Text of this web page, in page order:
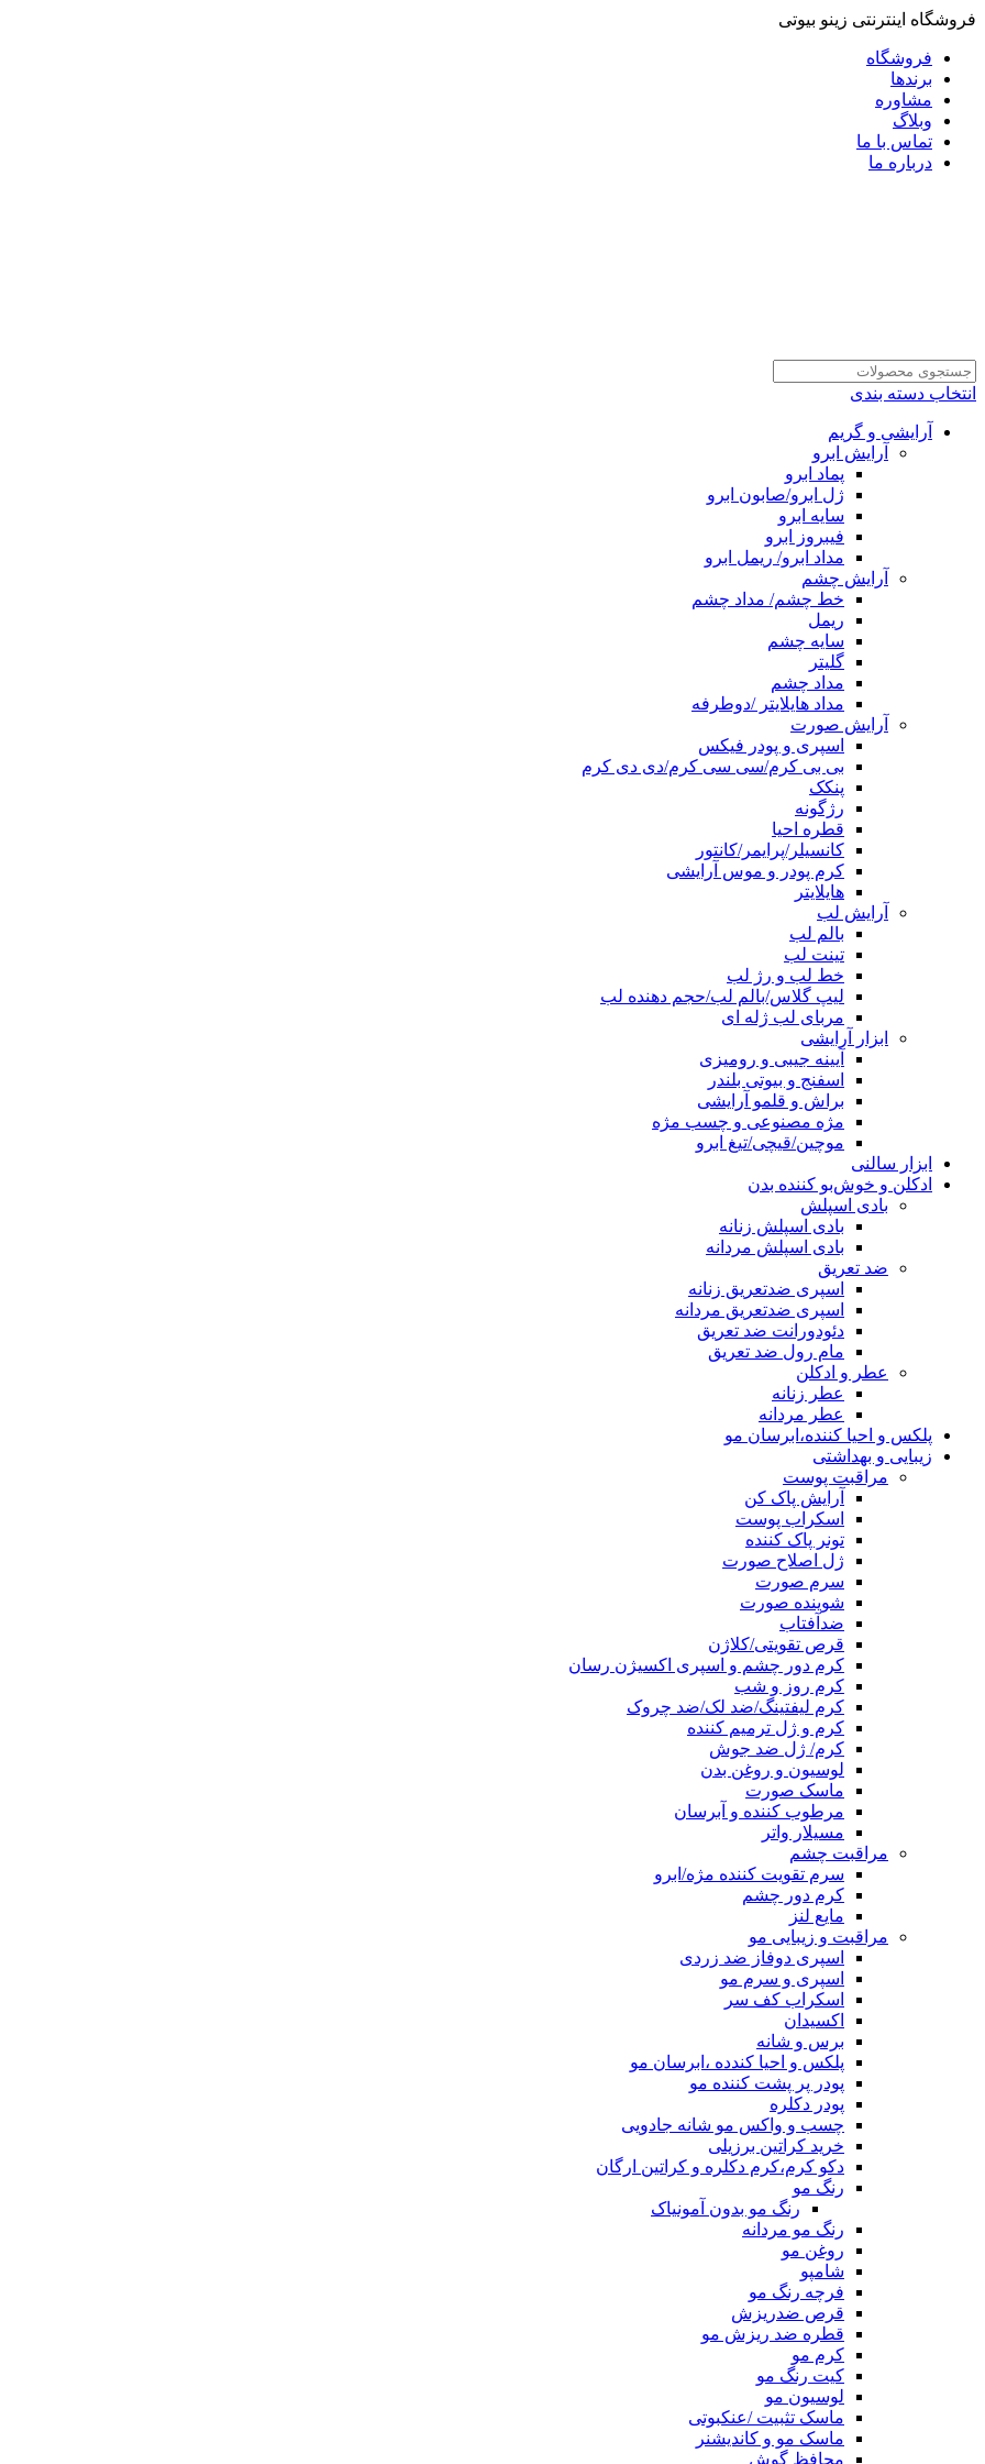
فروشگاه اینترنتی زینو بیوتی
فروشگاه
برندها
مشاوره
وبلاگ
تماس با ما
درباره ما
انتخاب دسته بندی
آرایشی و گریم
آرایش ابرو
پماد ابرو
ژل ابرو/صابون ابرو
سایه ابرو
فیبروز ابرو
مداد ابرو/ ریمل ابرو
آرایش چشم
خط چشم/ مداد چشم
ریمل
سایه چشم
گلیتر
مداد چشم
مداد هایلایتر /دوطرفه
آرایش صورت
اسپری و پودر فیکس
بی بی کرم/سی سی کرم/دی دی کرم
پنکک
رژگونه
قطره احیا
کانسیلر/پرایمر/کانتور
کرم پودر و موس آرایشی
هایلایتر
آرایش لب
بالم لب
تینت لب
خط لب و رژ لب
لیپ گلاس/بالم لب/حجم دهنده لب
مربای لب ژله ای
ابزار آرایشی
آیینه جیبی و رومیزی
اسفنج و بیوتی بلندر
براش و قلمو آرایشی
مژه مصنوعی و چسب مژه
موچین/قیچی/تیغ ابرو
ابزار سالنی
ادکلن و خوش‌بو کننده بدن
بادی اسپلش
بادی اسپلش زنانه
بادی اسپلش مردانه
ضد تعریق
اسپری ضدتعریق زنانه
اسپری ضدتعریق مردانه
دئودورانت ضد تعریق
مام رول ضد تعریق
عطر و ادکلن
عطر زنانه
عطر مردانه
پلکس و احیا کننده،ابرسان مو
زیبایی و بهداشتی
مراقبت پوست
آرایش پاک کن
اسکراب پوست
تونر پاک کننده
ژل اصلاح صورت
سرم صورت
شوینده صورت
ضدآفتاب
قرص تقویتی/کلاژن
کرم دور چشم و اسپری اکسیژن رسان
کرم روز و شب
کرم لیفتینگ/ضد لک/ضد چروک
کرم و ژل ترمیم کننده
کرم/ ژل ضد جوش
لوسیون و روغن بدن
ماسک صورت
مرطوب کننده و آبرسان
مسیلار واتر
مراقبت چشم
سرم تقویت کننده مژه/ابرو
کرم دور چشم
مایع لنز
مراقبت و زیبایی مو
اسپری دوفاز ضد زردی
اسپری و سرم مو
اسکراب کف سر
اکسیدان
برس و شانه
پلکس و احیا کندده ،ابرسان مو
پودر پر پشت کننده مو
پودر دکلره
چسب و واکس مو شانه جادویی
خرید کراتین برزیلی
دکو کرم،کرم دکلره و کراتین ارگان
رنگ مو
رنگ مو بدون آمونیاک
رنگ مو مردانه
روغن مو
شامپو
فرچه رنگ مو
قرص ضدریزش
قطره ضد ریزش مو
کرم مو
کیت رنگ مو
لوسیون مو
ماسک تثبیت /عنکبوتی
ماسک مو و کاندیشنر
محافظ گوش